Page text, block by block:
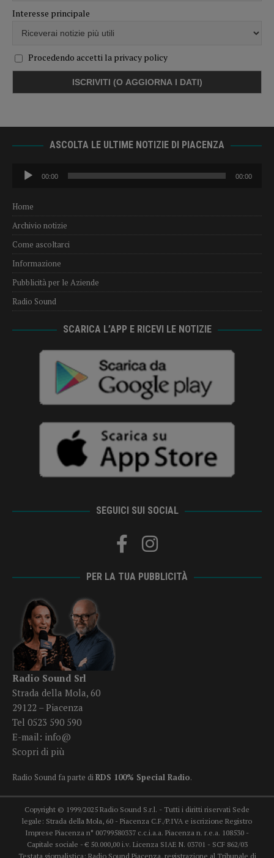
Interesse principale
Procedendo accetti la privacy policy
ASCOLTA LE ULTIME NOTIZIE DI PIACENZA
Audio
Player
00:00 00:00
Home
Archivio notizie
Come ascoltarci
Informazione
Pubblicità per le Aziende
Radio Sound
SCARICA L’APP E RICEVI LE NOTIZIE
SEGUICI SUI SOCIAL
PER LA TUA PUBBLICITÀ
Radio Sound Srl
Strada della Mola, 60
29122 – Piacenza
Tel 0523 590 590
E-mail: info@
Scopri di più
Radio Sound fa parte diRDS 100% Special Radio.
Copyright © 1999/2025 Radio Sound S.r.l. - Tutti i diritti riservati Sede
legale: Strada della Mola, 60 - Piacenza C.F./P.IVA e iscrizione Registro
Imprese Piacenza n° 00799580337 c.c.i.a.a. Piacenza n. r.e.a. 108530 -
Capitale sociale - € 50.000,00 i.v. Licenza SIAE N. 03701 - SCF 862/03
Testata giornalistica: Radio Sound Piacenza, registrazione al Tribunale di